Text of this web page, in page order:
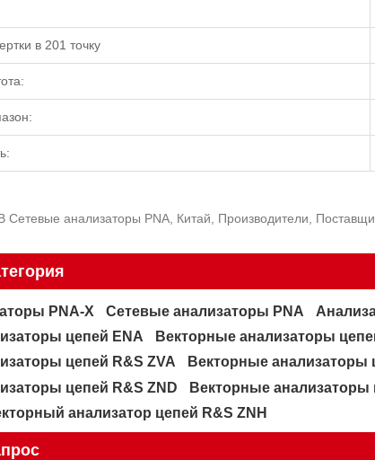
в 201 точку
Сетевые анализаторы PNA, Китай, Производители,
PNA-X Сетевые анализаторы PNA
цепей ENA
Векторные анализаторы
цепей R&S ZVA
Векторные анализаторы
цепей R&S ZND
Векторные анализаторы
анализатор цепей R&S ZNH